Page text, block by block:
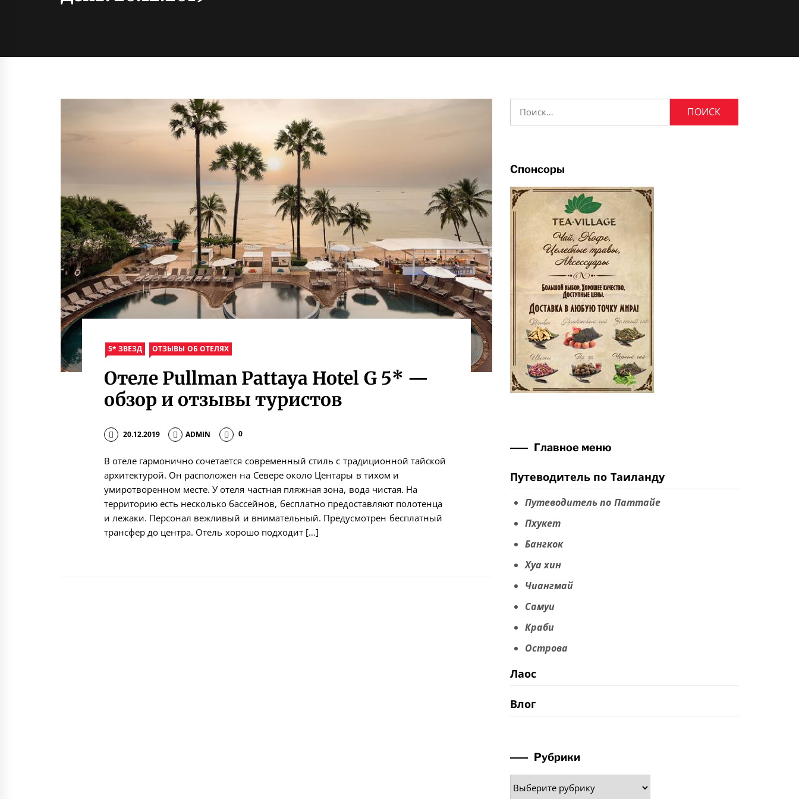
5* ЗВЕЗД ОТЗЫВЫ ОБ ОТЕЛЯХ
Отеле Pullman Pattaya Hotel G 5* —
обзор и отзывы туристов
20.12.2019 ADMIN 0
В отеле гармонично сочетается современный стиль с традиционной тайской
архитектурой. Он расположен на Севере около Центары в тихом и
умиротворенном месте. У отеля частная пляжная зона, вода чистая. На
территорию есть несколько бассейнов, бесплатно предоставляют полотенца
и лежаки. Персонал вежливый и внимательный. Предусмотрен бесплатный
трансфер до центра. Отель хорошо подходит […]
Найти:
Спонсоры
Главное меню
Путеводитель по Таиланду
Путеводитель по Паттайе
Пхукет
Бангкок
Хуа хин
Чиангмай
Самуи
Краби
Острова
Лаос
Влог
Рубрики
Рубрики